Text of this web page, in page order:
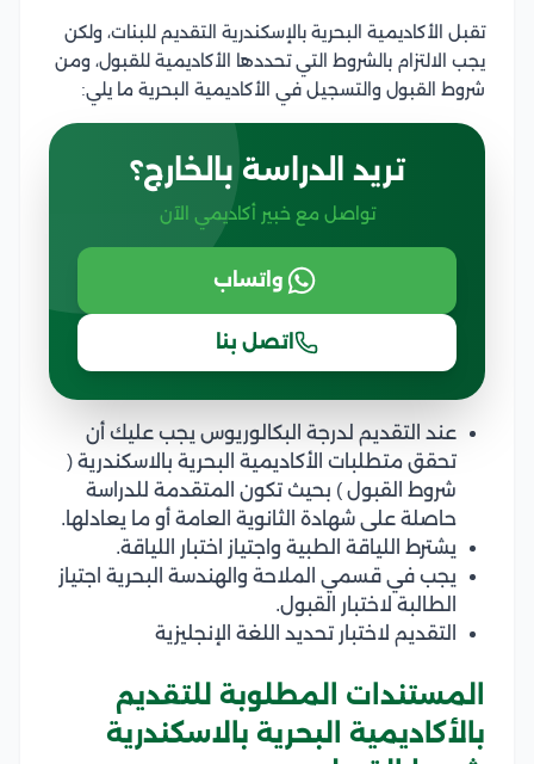
تقبل الأكاديمية البحرية بالإسكندرية التقديم للبنات، ولكن
يجب الالتزام بالشروط التي تحددها الأكاديمية للقبول، ومن
شروط القبول والتسجيل في الأكاديمية البحرية ما يلي:
تريد الدراسة بالخارج؟
تواصل مع خبير أكاديمي الآن
واتساب
اتصل بنا
عند التقديم لدرجة البكالوريوس يجب عليك أن
تحقق متطلبات الأكاديمية البحرية بالاسكندرية (
شروط القبول ) بحيث تكون المتقدمة للدراسة
حاصلة على شهادة الثانوية العامة أو ما يعادلها.
يشترط اللياقة الطبية واجتياز اختبار اللياقة.
يجب في قسمي الملاحة والهندسة البحرية اجتياز
الطالبة لاختبار القبول.
التقديم لاختبار تحديد اللغة الإنجليزية
المستندات المطلوبة للتقديم
بالأكاديمية البحرية بالاسكندرية